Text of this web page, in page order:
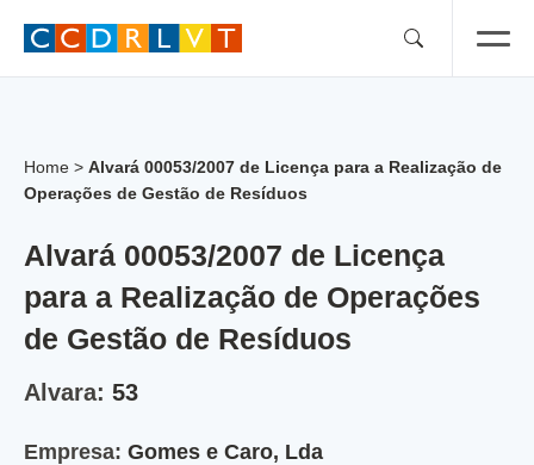
Home > Alvará 00053/2007 de Licença para a Realização de
Operações de Gestão de Resíduos
Alvará 00053/2007 de Licença
para a Realização de Operações
de Gestão de Resíduos
Alvara: 53
Empresa: Gomes e Caro, Lda